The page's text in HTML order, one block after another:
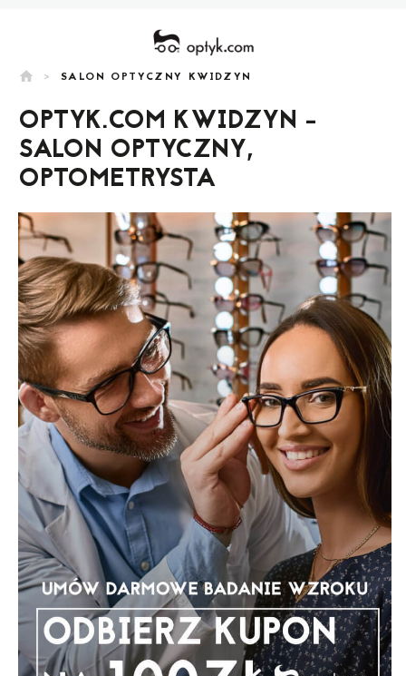
home > SALON OPTYCZNY KWIDZYN
OPTYK.COM KWIDZYN -
SALON OPTYCZNY,
OPTOMETRYSTA